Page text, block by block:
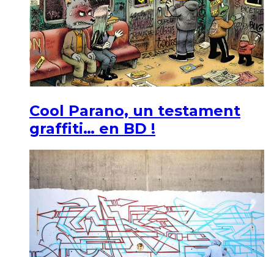
Cool Parano, un testament
graffiti… en BD !